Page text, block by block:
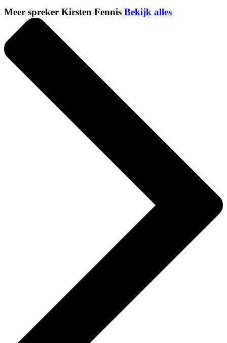
Meer spreker Kirsten Fennis Bekijk alles